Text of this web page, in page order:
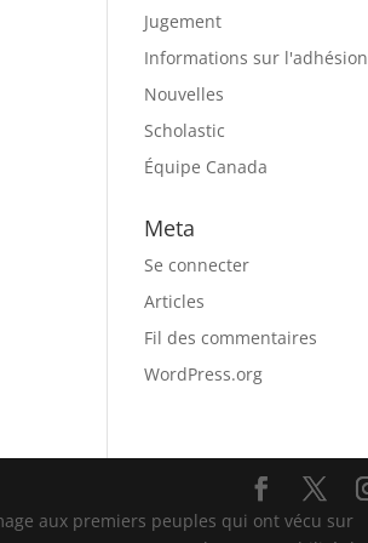
Jugement
Informations sur l'adhésion
Nouvelles
Scholastic
Équipe Canada
Meta
Se connecter
Articles
Fil des commentaires
WordPress.org
aux premiers peuples qui ont vécu sur